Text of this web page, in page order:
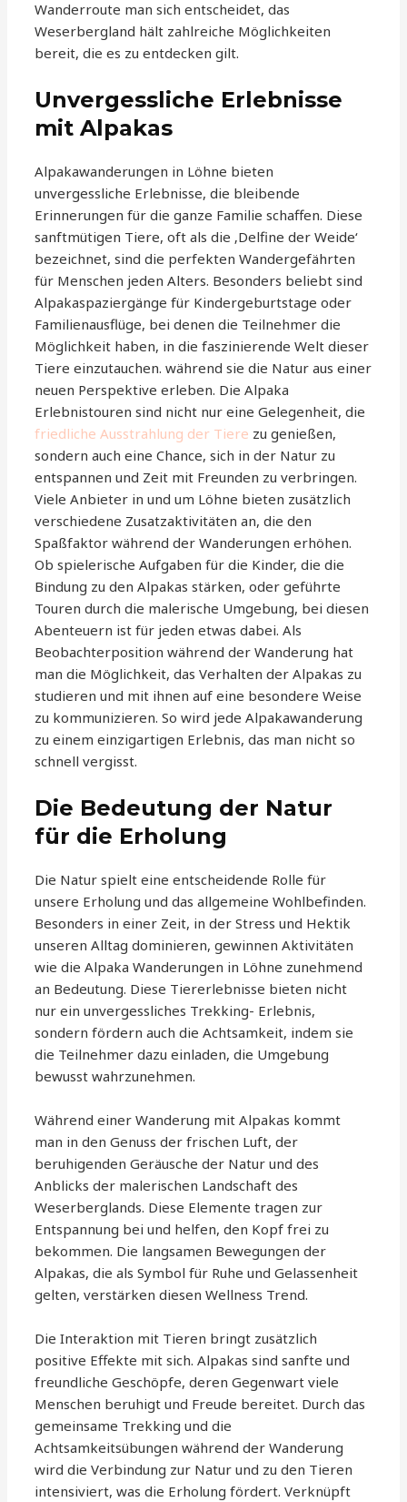
Wanderroute man sich entscheidet, das
Weserbergland hält zahlreiche Möglichkeiten
bereit, die es zu entdecken gilt.
Unvergessliche Erlebnisse
mit Alpakas
Alpakawanderungen in Löhne bieten
unvergessliche Erlebnisse, die bleibende
Erinnerungen für die ganze Familie schaffen. Diese
sanftmütigen Tiere, oft als die ‚Delfine der Weide‘
bezeichnet, sind die perfekten Wandergefährten
für Menschen jeden Alters. Besonders beliebt sind
Alpakaspaziergänge für Kindergeburtstage oder
Familienausflüge, bei denen die Teilnehmer die
Möglichkeit haben, in die faszinierende Welt dieser
Tiere einzutauchen. während sie die Natur aus einer
neuen Perspektive erleben. Die Alpaka
Erlebnistouren sind nicht nur eine Gelegenheit, die
friedliche Ausstrahlung der Tiere zu genießen,
sondern auch eine Chance, sich in der Natur zu
entspannen und Zeit mit Freunden zu verbringen.
Viele Anbieter in und um Löhne bieten zusätzlich
verschiedene Zusatzaktivitäten an, die den
Spaßfaktor während der Wanderungen erhöhen.
Ob spielerische Aufgaben für die Kinder, die die
Bindung zu den Alpakas stärken, oder geführte
Touren durch die malerische Umgebung, bei diesen
Abenteuern ist für jeden etwas dabei. Als
Beobachterposition während der Wanderung hat
man die Möglichkeit, das Verhalten der Alpakas zu
studieren und mit ihnen auf eine besondere Weise
zu kommunizieren. So wird jede Alpakawanderung
zu einem einzigartigen Erlebnis, das man nicht so
schnell vergisst.
Die Bedeutung der Natur
für die Erholung
Die Natur spielt eine entscheidende Rolle für
unsere Erholung und das allgemeine Wohlbefinden.
Besonders in einer Zeit, in der Stress und Hektik
unseren Alltag dominieren, gewinnen Aktivitäten
wie die Alpaka Wanderungen in Löhne zunehmend
an Bedeutung. Diese Tiererlebnisse bieten nicht
nur ein unvergessliches Trekking- Erlebnis,
sondern fördern auch die Achtsamkeit, indem sie
die Teilnehmer dazu einladen, die Umgebung
bewusst wahrzunehmen.
Während einer Wanderung mit Alpakas kommt
man in den Genuss der frischen Luft, der
beruhigenden Geräusche der Natur und des
Anblicks der malerischen Landschaft des
Weserberglands. Diese Elemente tragen zur
Entspannung bei und helfen, den Kopf frei zu
bekommen. Die langsamen Bewegungen der
Alpakas, die als Symbol für Ruhe und Gelassenheit
gelten, verstärken diesen Wellness Trend.
Die Interaktion mit Tieren bringt zusätzlich
positive Effekte mit sich. Alpakas sind sanfte und
freundliche Geschöpfe, deren Gegenwart viele
Menschen beruhigt und Freude bereitet. Durch das
gemeinsame Trekking und die
Achtsamkeitsübungen während der Wanderung
wird die Verbindung zur Natur und zu den Tieren
intensiviert, was die Erholung fördert. Verknüpft